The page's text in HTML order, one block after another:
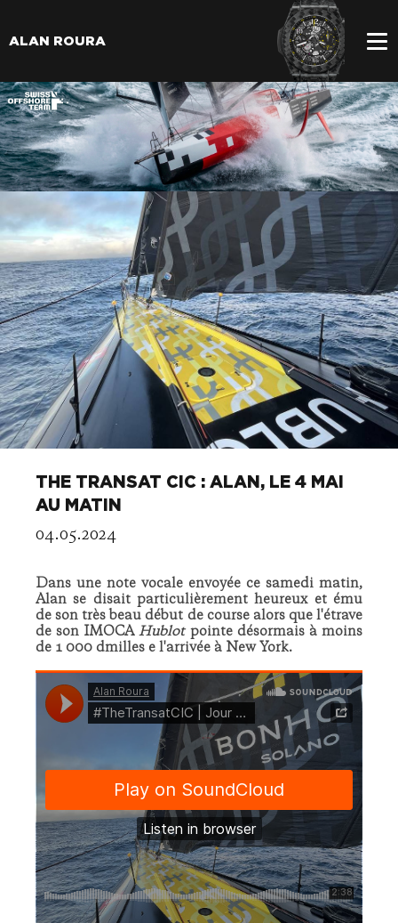
ALAN ROURA
THE TRANSAT CIC : ALAN, LE 4 MAI
AU MATIN
04.05.2024
Dans une note vocale envoyée ce samedi matin,
Alan se disait particulièrement heureux et ému
de son très beau début de course alors que l'étrave
de son IMOCAHublotpointe désormais à moins
de 1 000 dmilles e l'arrivée à New York.